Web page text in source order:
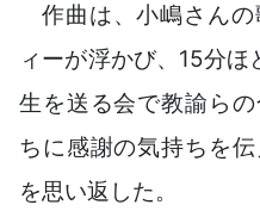
作曲は、小嶋さん
ィーが浮かび、15分
生を送る会で教諭ら
ちに感謝の気持ちを
を思い返した。